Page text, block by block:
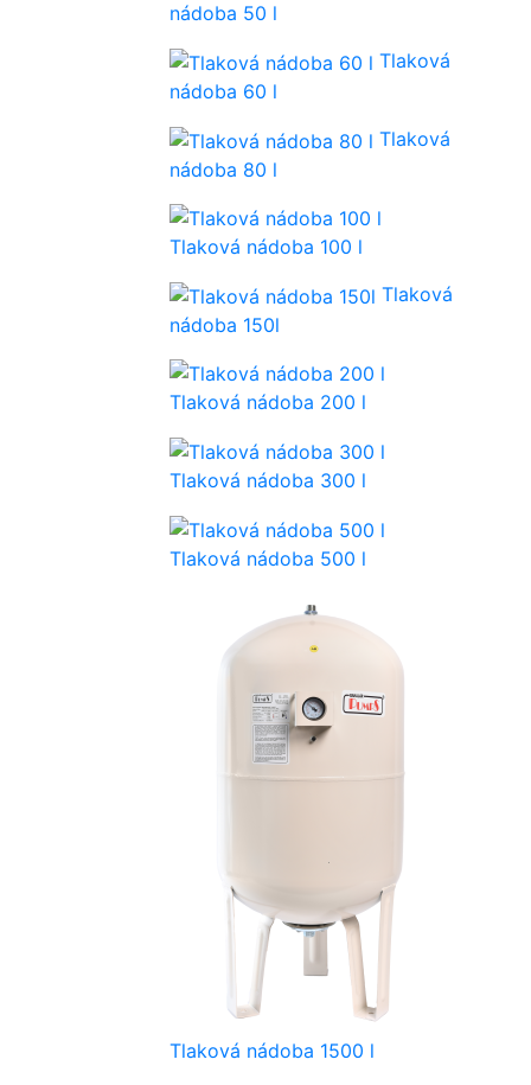
nádoba 50 l
Tlaková
nádoba 60 l
Tlaková
nádoba 80 l
Tlaková nádoba 100 l
Tlaková
nádoba 150l
Tlaková nádoba 200 l
Tlaková nádoba 300 l
Tlaková nádoba 500 l
Tlaková nádoba 1500 l